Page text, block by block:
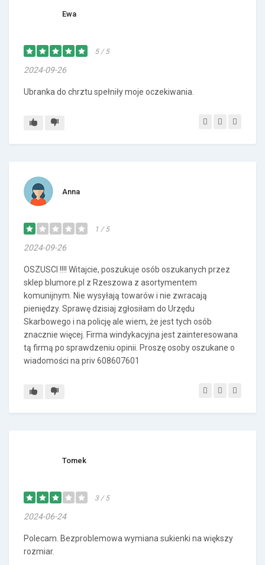
Ewa
5 / 5
2024-09-26
Ubranka do chrztu spełniły moje oczekiwania.
Anna
1 / 5
2024-09-26
OSZUSCI !!!! Witajcie, poszukuje osób oszukanych przez
sklep blumore.pl z Rzeszowa z asortymentem
komunijnym. Nie wysyłają towarów i nie zwracają
pieniędzy. Sprawę dzisiaj zgłosiłam do Urzędu
Skarbowego i na policję ale wiem, że jest tych osób
znacznie więcej. Firma windykacyjna jest zainteresowana
tą firmą po sprawdzeniu opinii. Proszę osoby oszukane o
wiadomości na priv 608607601
Tomek
3 / 5
2024-06-24
Polecam. Bezproblemowa wymiana sukienki na większy
rozmiar.